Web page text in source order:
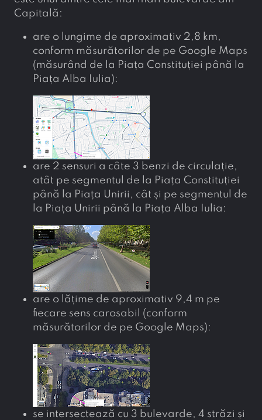
Capitală:
are o lungime de aproximativ 2,8 km,
conform măsurătorilor de pe Google Maps
(măsurând de la Piața Constituției până la
Piața Alba Iulia):
are 2 sensuri a câte 3 benzi de circulație,
atât pe segmentul de la Piața Constituției
până la Piața Unirii, cât și pe segmentul de
la Piața Unirii până la Piața Alba Iulia:
are o lățime de aproximativ 9,4 m pe
fiecare sens carosabil (conform
măsurătorilor de pe Google Maps):
se intersectează cu 3 bulevarde, 4 străzi și